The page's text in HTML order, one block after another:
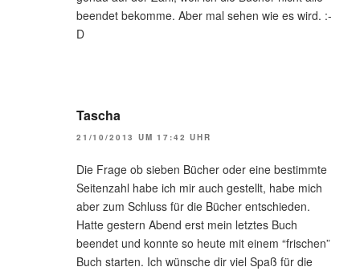
beendet bekomme. Aber mal sehen wie es wird. :-
D
Tascha
21/10/2013 UM 17:42 UHR
Die Frage ob sieben Bücher oder eine bestimmte
Seitenzahl habe ich mir auch gestellt, habe mich
aber zum Schluss für die Bücher entschieden.
Hatte gestern Abend erst mein letztes Buch
beendet und konnte so heute mit einem “frischen”
Buch starten. Ich wünsche dir viel Spaß für die